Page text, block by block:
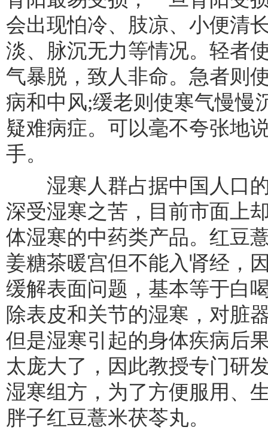
会出现怕冷、肢凉、小便清
淡、脉沉无力等情况。轻者
气暴脱，致人非命。急者则
病和中风;缓老则使寒气慢慢
疑难病症。可以毫不夸张地
手。
湿寒人群占据中国人口的
深受湿寒之苦，目前市面上
体湿寒的中药类产品。红豆
姜糖茶暖宫但不能入肾经，
缓解表面问题，基本等于白
除表皮和关节的湿寒，对脏
但是湿寒引起的身体疾病后
太庞大了，因此教授专门研
湿寒组方，为了方便服用、
胖子红豆薏米茯苓丸。